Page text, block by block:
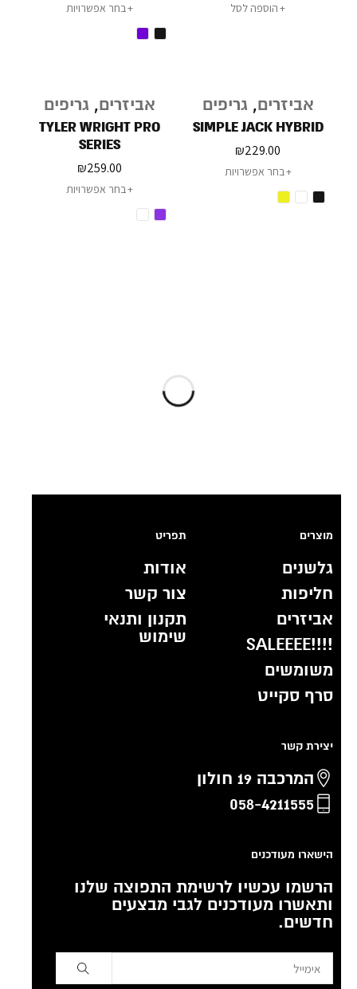
הוספה לסל בחר אפשרויות
אביזרים, גריפים
SIMPLE JACK HYBRID
₪229.00
בחר אפשרויות
אביזרים, גריפים
TYLER WRIGHT PRO
SERIES
₪259.00
בחר אפשרויות
מוצרים
גלשנים
חליפות
אביזרים
!!!!SALEEEE
משומשים
סרף סקייט
תפריט
אודות
צור קשר
תקנון ותנאי
שימוש
יצירת קשר
המרכבה 19 חולון
058-4211555
הישארו מעודכנים
הרשמו עכשיו לרשימת התפוצה שלנו
ותאשרו מעודכנים לגבי מבצעים
חדשים.